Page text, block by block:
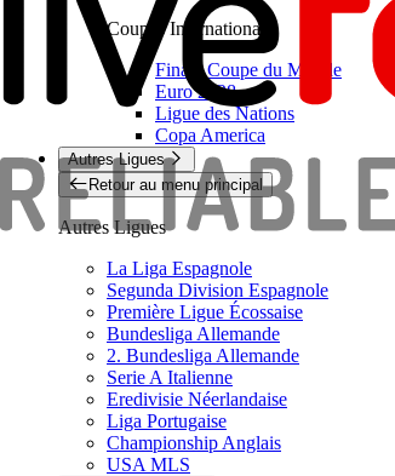
Coupes International
Finale Coupe du Monde
Euro 2028
Ligue des Nations
Copa America
Autres Ligues
Retour au menu principal
Autres Ligues
La Liga Espagnole
Segunda Division Espagnole
Première Ligue Écossaise
Bundesliga Allemande
2. Bundesliga Allemande
Serie A Italienne
Eredivisie Néerlandaise
Liga Portugaise
Championship Anglais
USA MLS